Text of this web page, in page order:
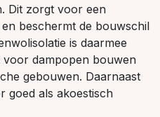
Dit zorgt voor een
beschermt de bouwschil
is daarmee
dampopen bouwen
gebouwen. Daarnaast
goed als akoestisch